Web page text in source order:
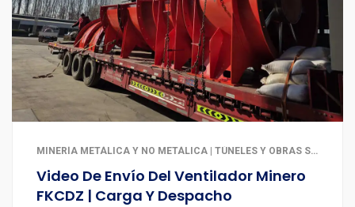
MINERÍA METÁLICA Y NO METÁLICA | TÚNELES Y OBRAS SUBTERRÁNEAS
Video De Envío Del Ventilador Minero
FKCDZ | Carga Y Despacho